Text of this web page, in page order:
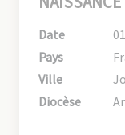
Date
Pays
Ville
Diocèse